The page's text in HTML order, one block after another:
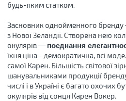
будь-яким статком.
Засновник однойменного бренду
з Нової Зеландії. Створена нею
окулярів — поєднання
їхня ціна - демократична, всі
самої Карен. Більшість світової
шанувальниками продукції
числі і в Україні є багато охочих
окулярів від сонця Карен Вокер.